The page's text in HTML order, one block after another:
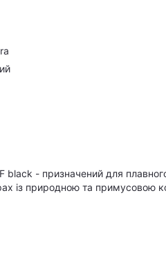
- призначений для
із природною та примусовою